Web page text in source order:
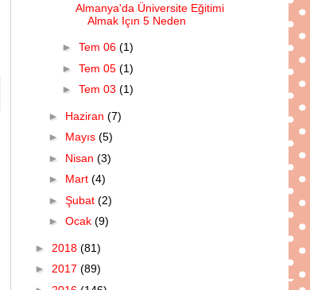
Almanya'da Üniversite Eğitimi
Almak Içın 5 Neden
► Tem 06 (1)
► Tem 05 (1)
► Tem 03 (1)
► Haziran (7)
► Mayıs (5)
► Nisan (3)
► Mart (4)
► Şubat (2)
► Ocak (9)
► 2018 (81)
► 2017 (89)